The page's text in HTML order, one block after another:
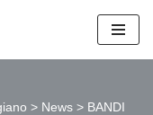
> News > BANDI